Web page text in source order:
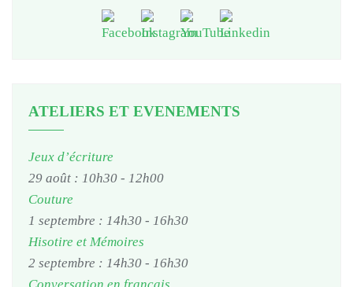
ATELIERS ET EVENEMENTS
Jeux d’écriture
29 août : 10h30 - 12h00
Couture
1 septembre : 14h30 - 16h30
Hisotire et Mémoires
2 septembre : 14h30 - 16h30